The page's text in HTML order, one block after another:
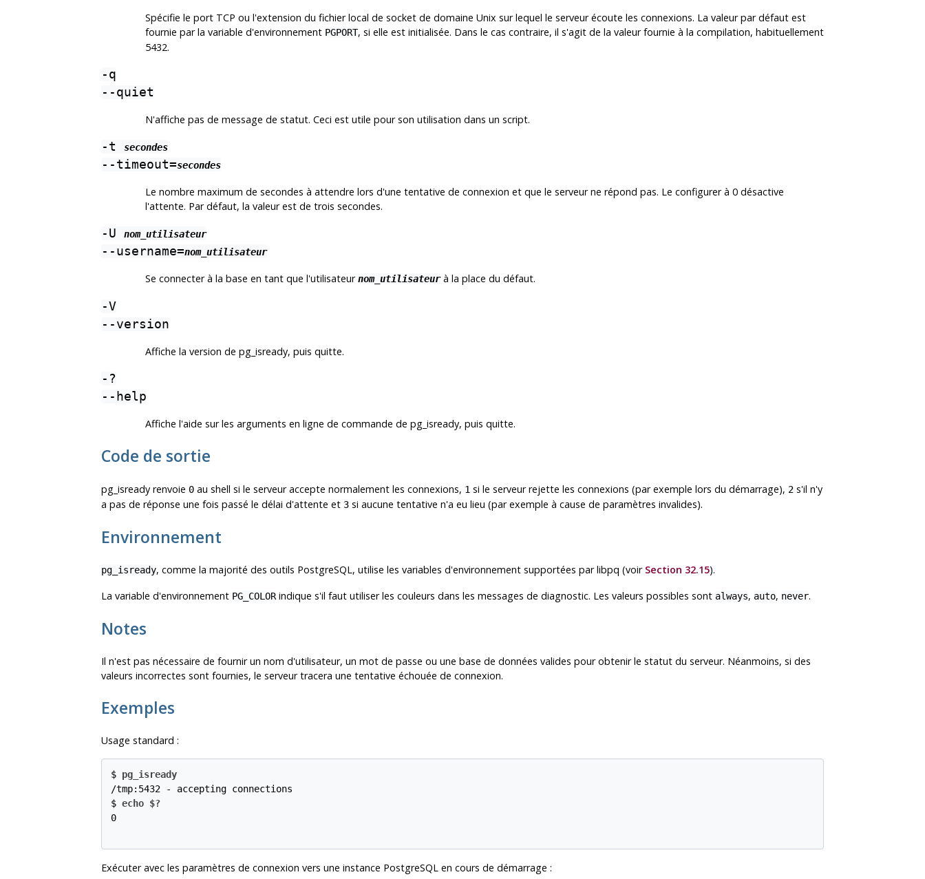
Spécifie le port TCP ou l'extension du fichier local de socket de domaine Unix sur lequel le serveur écoute les connexions. La valeur par défaut est
fournie par la variable d'environnement PGPORT, si elle est initialisée. Dans le cas contraire, il s'agit de la valeur fournie à la compilation, habituellement
5432.
-q
--quiet
N'affiche pas de message de statut. Ceci est utile pour son utilisation dans un script.
-t secondes
--timeout=secondes
Le nombre maximum de secondes à attendre lors d'une tentative de connexion et que le serveur ne répond pas. Le configurer à 0 désactive
l'attente. Par défaut, la valeur est de trois secondes.
-U nom_utilisateur
--username=nom_utilisateur
Se connecter à la base en tant que l'utilisateurnom_utilisateurà la place du défaut.
-V
--version
Affiche la version de pg_isready, puis quitte.
-?
--help
Affiche l'aide sur les arguments en ligne de commande de pg_isready, puis quitte.
Code de sortie
pg_isready renvoie 0 au shell si le serveur accepte normalement les connexions, 1 si le serveur rejette les connexions (par exemple lors du démarrage), 2 s'il n'y
a pas de réponse une fois passé le délai d'attente et 3 si aucune tentative n'a eu lieu (par exemple à cause de paramètres invalides).
Environnement
pg_isready, comme la majorité des outils PostgreSQL, utilise les variables d'environnement supportées parlibpq (voir Section 32.15).
La variable d'environnement PG_COLOR indique s'il faut utiliser les couleurs dans les messages de diagnostic. Les valeurs possibles sont always, auto, never.
Notes
Il n'est pas nécessaire de fournir un nom d'utilisateur, un mot de passe ou une base de données valides pour obtenir le statut du serveur. Néanmoins, si des
valeurs incorrectes sont fournies, le serveur tracera une tentative échouée de connexion.
Exemples
Usage standard :
$ pg_isready
/tmp:5432 - accepting connections
$ echo $?
0
Exécuter avec les paramètres de connexion vers une instance PostgreSQL en cours de démarrage :